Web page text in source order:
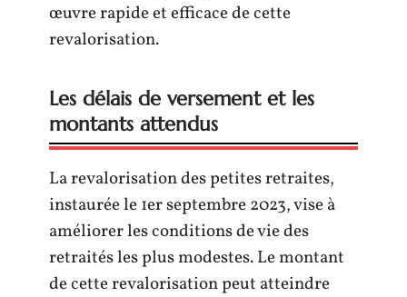
œuvre rapide et efficace de cette
revalorisation.
Les délais de versement et les
montants attendus
La revalorisation des petites retraites,
instaurée le 1er septembre 2023, vise à
améliorer les conditions de vie des
retraités les plus modestes. Le montant
de cette revalorisation peut atteindre